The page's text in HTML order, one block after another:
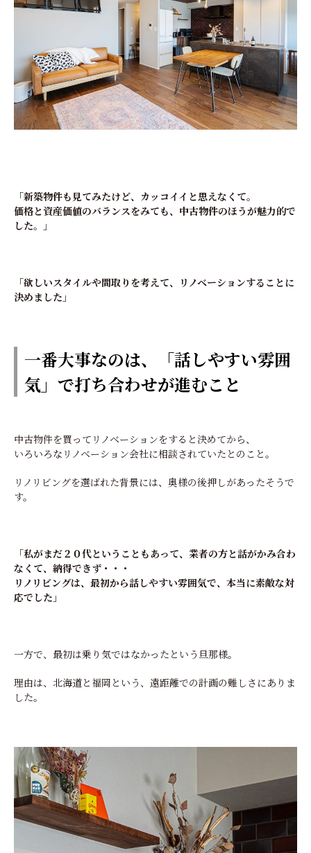
「新築物件も見てみたけど、カッコイイと思えなくて。
価格と資産価値のバランスをみても、中古物件のほうが魅力的で
した。」
「欲しいスタイルや間取りを考えて、リノベーションすることに
決めました」
一番大事なのは、「話しやすい雰囲
気」で打ち合わせが進むこと
中古物件を買ってリノベーションをすると決めてから、
いろいろなリノベーション会社に相談されていたとのこと。
リノリビングを選ばれた背景には、奥様の後押しがあったそうで
す。
「私がまだ２０代ということもあって、業者の方と話がかみ合わ
なくて、納得できず・・・
リノリビングは、最初から話しやすい雰囲気で、本当に素敵な対
応でした」
一方で、最初は乗り気ではなかったという旦那様。
理由は、北海道と福岡という、遠距離での計画の難しさにありま
した。